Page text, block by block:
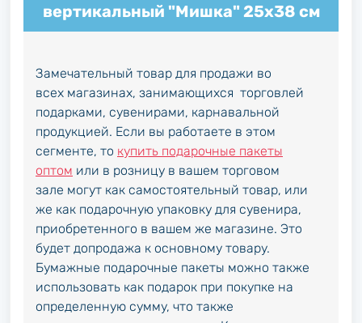
вертикальный "Мишка" 25х38 см
Замечательный товар для продажи во
всех магазинах, занимающихся торговлей
подарками, сувенирами, карнавальной
продукцией. Если вы работаете в этом
сегменте, то купить подарочные пакеты
оптом или в розницу в вашем торговом
зале могут как самостоятельный товар, или
же как подарочную упаковку для сувенира,
приобретенного в вашем же магазине. Это
будет допродажа к основному товару.
Бумажные подарочные пакеты можно также
использовать как подарок при покупке на
определенную сумму, что также